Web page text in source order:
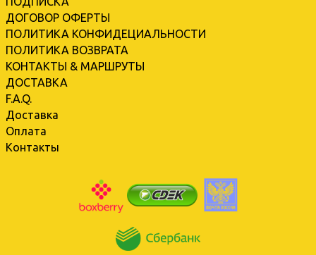
ДОГОВОР ОФЕРТЫ
ПОЛИТИКА КОНФИДЕЦИАЛЬНОСТИ
ПОЛИТИКА ВОЗВРАТА
КОНТАКТЫ & МАРШРУТЫ
ДОСТАВКА
F.A.Q.
Доставка
Оплата
Контакты